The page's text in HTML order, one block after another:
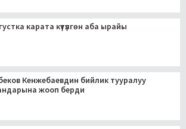
карата күтүлгөн аба ырайы
Кенжебаевдин бийлик тууралуу
жооп берди